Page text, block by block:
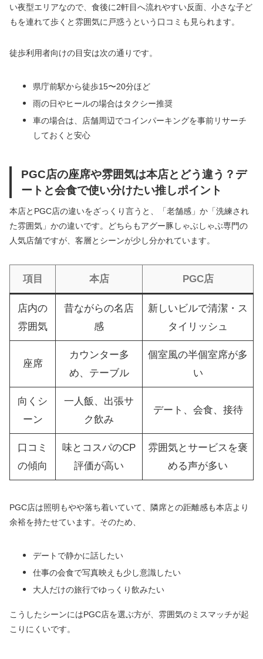
い夜型エリアなので、食後に2軒目へ流れやすい反面、小さな子ど
もを連れて歩くと雰囲気に戸惑うという口コミも見られます。
徒歩利用者向けの目安は次の通りです。
県庁前駅から徒歩15〜20分ほど
雨の日やヒールの場合はタクシー推奨
車の場合は、店舗周辺でコインパーキングを事前リサーチ
しておくと安心
PGC店の座席や雰囲気は本店とどう違う？デ
ートと会食で使い分けたい推しポイント
本店とPGC店の違いをざっくり言うと、「老舗感」か「洗練され
た雰囲気」かの違いです。どちらもアグー豚しゃぶしゃぶ専門の
人気店舗ですが、客層とシーンが少し分かれています。
項目 本店 PGC店
店内の
雰囲気
昔ながらの名店
感
新しいビルで清潔・ス
タイリッシュ
座席
カウンター多
め、テーブル
個室風の半個室席が多
い
向くシ
ーン
一人飯、出張サ
ク飲み
デート、会食、接待
口コミ
の傾向
味とコスパのCP
評価が高い
雰囲気とサービスを褒
める声が多い
PGC店は照明もやや落ち着いていて、隣席との距離感も本店より
余裕を持たせています。そのため、
デートで静かに話したい
仕事の会食で写真映えも少し意識したい
大人だけの旅行でゆっくり飲みたい
こうしたシーンにはPGC店を選ぶ方が、雰囲気のミスマッチが起
こりにくいです。